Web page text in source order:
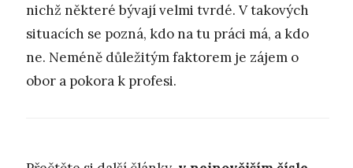
nichž některé bývají velmi tvrdé. V takových
situacích se pozná, kdo na tu práci má, a kdo
ne. Neméně důležitým faktorem je zájem o
obor a pokora k profesi.